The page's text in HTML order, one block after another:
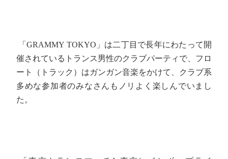
「GRAMMY TOKYO」は二丁目で長年にわたって開
催されているトランス男性のクラブパーティで、フロ
ート（トラック）はガンガン音楽をかけて、クラブ系
多めな参加者のみなさんもノリよく楽しんでいまし
た。